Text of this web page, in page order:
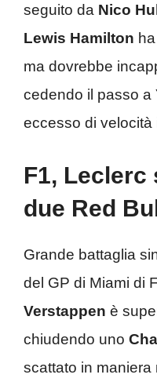
seguito da Nico
Lewis Hamilton
ma dovrebbe
cedendo il passo a
eccesso di velocità
F1, Leclerc
due Red Bull
Grande battaglia
del GP di Miami di
Verstappen è
chiudendo uno
scattato in maniera